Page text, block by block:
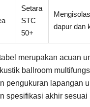
Setara
STC
50+
dapur dan
merupakan acuan
ballroom
pengukuran lapangan
spesifikasi akhir sesuai